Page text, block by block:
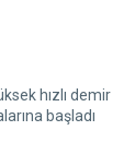
hızlı demir
başladı